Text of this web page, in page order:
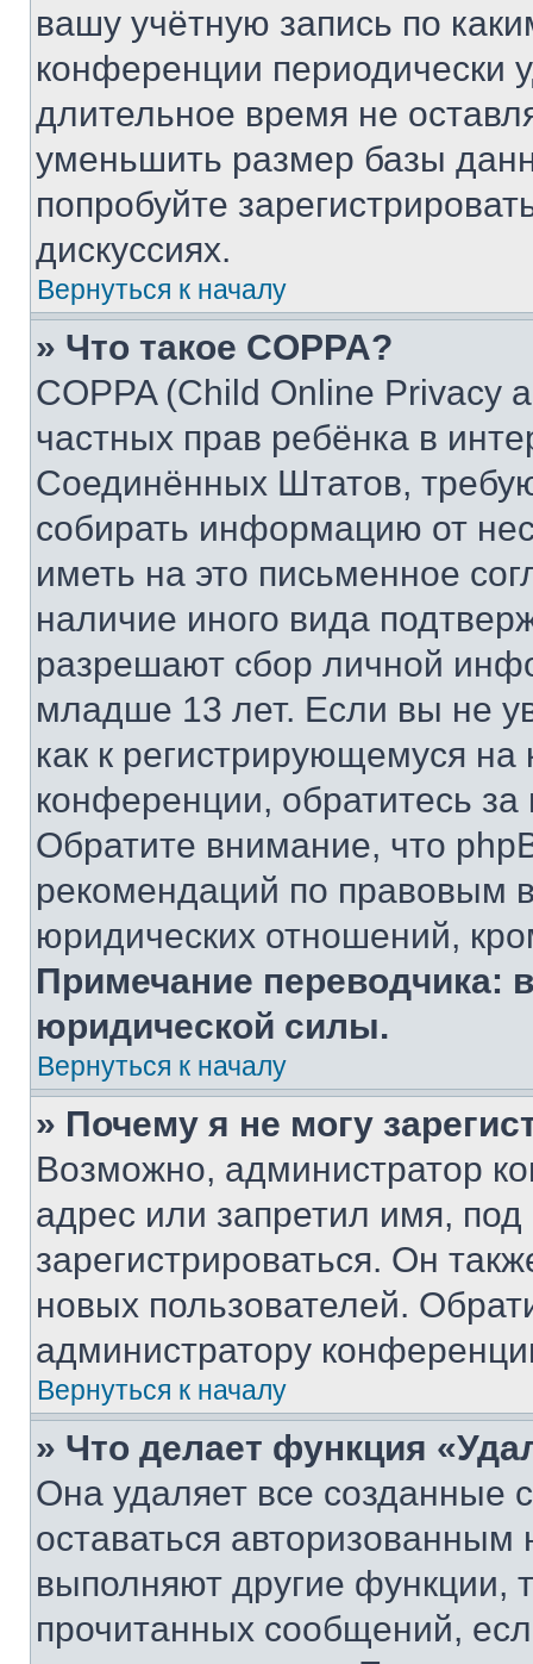
вашу учётную запись по
конференции периодически
длительное время не
уменьшить размер базы
попробуйте
дискуссиях.
Вернуться к началу
» Что такое COPPA?
COPPA (Child Online Privacy
частных прав ребёнка в
Соединённых Штатов,
собирать информацию от
иметь на это письменное
наличие иного вида
разрешают сбор личной
младше 13 лет. Если вы не
как к регистрирующемуся
конференции, обратитесь
Обратите внимание, что
рекомендаций по правовым
юридических отношений,
Примечание переводчика:
юридической силы.
Вернуться к началу
» Почему я не могу
Возможно, администратор
адрес или запретил имя,
зарегистрироваться. Он
новых пользователей.
администратору
Вернуться к началу
» Что делает функция
Она удаляет все созданные
оставаться
выполняют другие функции,
прочитанных сообщений,